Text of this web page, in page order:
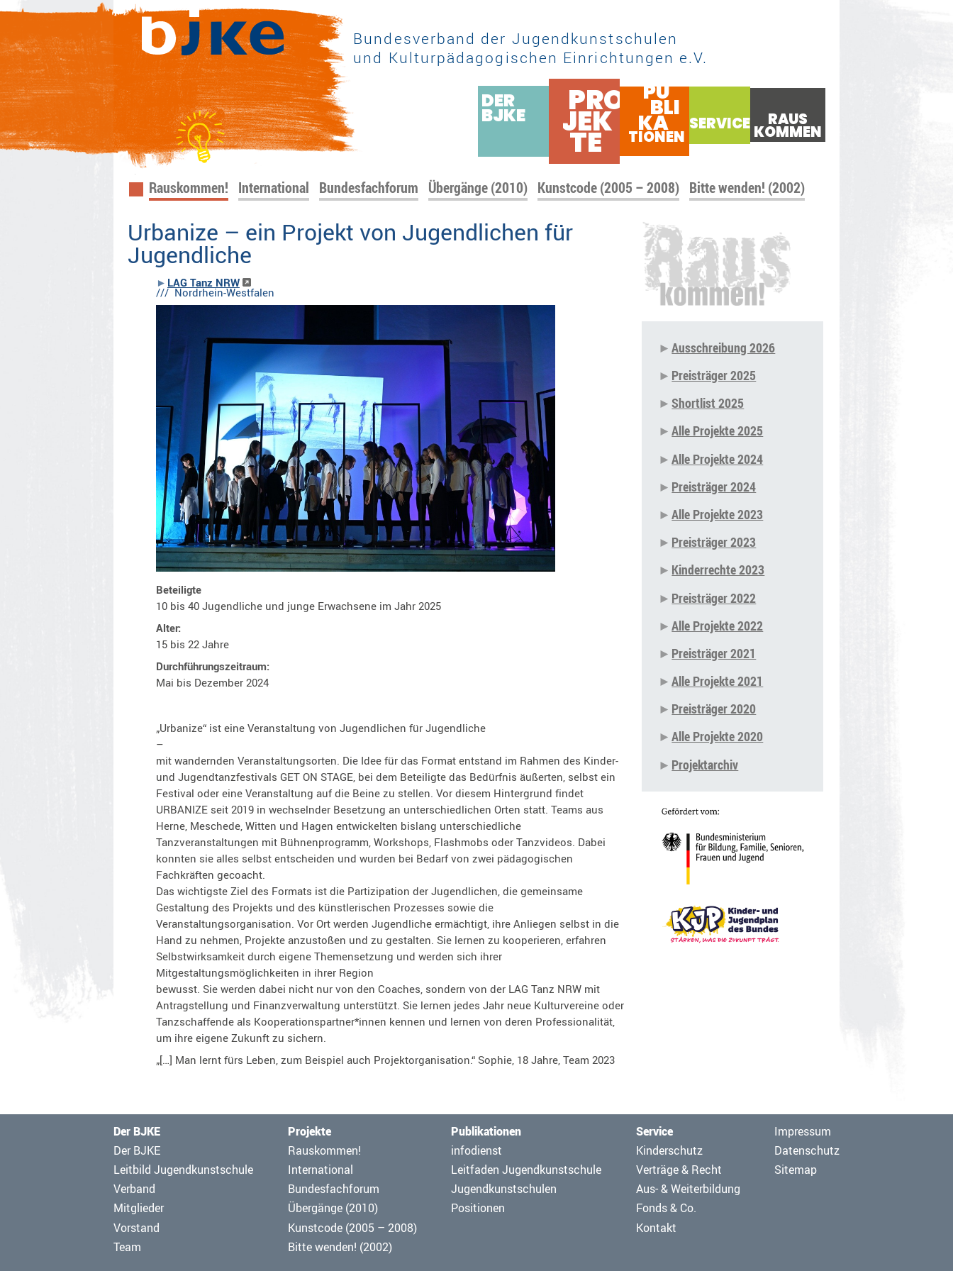
Bundesverband der Jugendkunstschulen
und Kulturpädagogischen Einrichtungen e.V.
DER
BJKE PRO
JEK
TE
PU
BLI
KA
TIONEN
SERVICE RAUS
KOMMEN
Navigation
Rauskommen! International Bundesfachforum Übergänge (2010) Kunstcode (2005 – 2008) Bitte wenden! (2002)
Urbanize – ein Projekt von Jugendlichen für
Jugendliche
LAG Tanz NRW
/// Nordrhein-Westfalen
Beteiligte
10 bis 40 Jugendliche und junge Erwachsene im Jahr 2025
Alter:
15 bis 22 Jahre
Durchführungszeitraum:
Mai bis Dezember 2024
„Urbanize“ ist eine Veranstaltung von Jugendlichen für Jugendliche
–
mit wandernden Veranstaltungsorten. Die Idee für das Format entstand im Rahmen des Kinder-
und Jugendtanzfestivals GET ON STAGE, bei dem Beteiligte das Bedürfnis äußerten, selbst ein
Festival oder eine Veranstaltung auf die Beine zu stellen. Vor diesem Hintergrund findet
URBANIZE seit 2019 in wechselnder Besetzung an unterschiedlichen Orten statt. Teams aus
Herne, Meschede, Witten und Hagen entwickelten bislang unterschiedliche
Tanzveranstaltungen mit Bühnenprogramm, Workshops, Flashmobs oder Tanzvideos. Dabei
konnten sie alles selbst entscheiden und wurden bei Bedarf von zwei pädagogischen
Fachkräften gecoacht.
Das wichtigste Ziel des Formats ist die Partizipation der Jugendlichen, die gemeinsame
Gestaltung des Projekts und des künstlerischen Prozesses sowie die
Veranstaltungsorganisation. Vor Ort werden Jugendliche ermächtigt, ihre Anliegen selbst in die
Hand zu nehmen, Projekte anzustoßen und zu gestalten. Sie lernen zu kooperieren, erfahren
Selbstwirksamkeit durch eigene Themensetzung und werden sich ihrer
Mitgestaltungsmöglichkeiten in ihrer Region
bewusst. Sie werden dabei nicht nur von den Coaches, sondern von der LAG Tanz NRW mit
Antragstellung und Finanzverwaltung unterstützt. Sie lernen jedes Jahr neue Kulturvereine oder
Tanzschaffende als Kooperationspartner*innen kennen und lernen von deren Professionalität,
um ihre eigene Zukunft zu sichern.
„[…] Man lernt fürs Leben, zum Beispiel auch Projektorganisation.“ Sophie, 18 Jahre, Team 2023
überspringen
Ausschreibung 2026
Preisträger 2025
Shortlist 2025
Alle Projekte 2025
Alle Projekte 2024
Preisträger 2024
Alle Projekte 2023
Preisträger 2023
Kinderrechte 2023
Preisträger 2022
Alle Projekte 2022
Preisträger 2021
Alle Projekte 2021
Preisträger 2020
Alle Projekte 2020
Projektarchiv
Der BJKE
Navigation
überspringen
Der BJKE
Leitbild Jugendkunstschule
Verband
Mitglieder
Vorstand
Team
Projekte
Navigation
überspringen
Rauskommen!
International
Bundesfachforum
Übergänge (2010)
Kunstcode (2005 – 2008)
Bitte wenden! (2002)
Publikationen
Navigation
überspringen
infodienst
Leitfaden Jugendkunstschule
Jugendkunstschulen
Positionen
Service
Navigation
Kinderschutz
Verträge & Recht
Aus- & Weiterbildung
Fonds & Co.
Kontakt
Navigation
überspringen
Impressum
Datenschutz
Sitemap